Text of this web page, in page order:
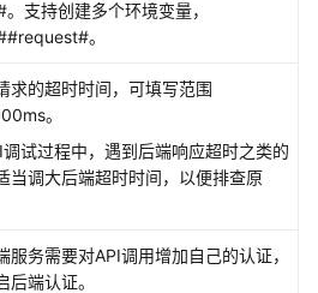
支持创建多个环境变量，
。
求的超时时间，可填写范围
。
试过程中，遇到后端响应超时之类的
当调大后端超时时间，以便排查原
服务需要对API调用增加自己的认证，
后端认证。